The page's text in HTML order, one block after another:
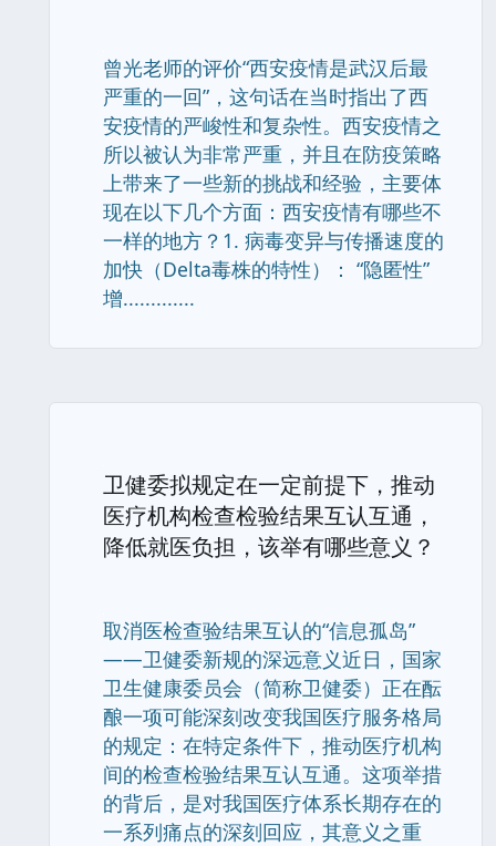
曾光老师的评价“西安疫情是武汉后最
严重的一回”，这句话在当时指出了西
安疫情的严峻性和复杂性。西安疫情之
所以被认为非常严重，并且在防疫策略
上带来了一些新的挑战和经验，主要体
现在以下几个方面：西安疫情有哪些不
一样的地方？1. 病毒变异与传播速度的
加快（Delta毒株的特性）： “隐匿性”
增.............
卫健委拟规定在一定前提下，推动
医疗机构检查检验结果互认互通，
降低就医负担，该举有哪些意义？
取消医检查验结果互认的“信息孤岛”
——卫健委新规的深远意义近日，国家
卫生健康委员会（简称卫健委）正在酝
酿一项可能深刻改变我国医疗服务格局
的规定：在特定条件下，推动医疗机构
间的检查检验结果互认互通。这项举措
的背后，是对我国医疗体系长期存在的
一系列痛点的深刻回应，其意义之重